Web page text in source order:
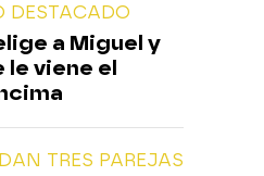
DESTACADO
a Miguel y
le viene el
TRES PAREJAS